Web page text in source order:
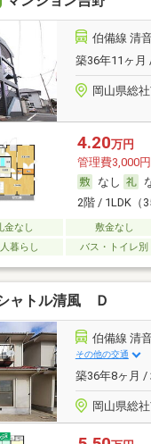
伯備線 清
築36年11ヶ月
岡山県総
4.20万円
管理費3,000円
なし
2階 / 1LDK（
金なし 敷金なし
暮らし
バス・トイレ別
ャトル清風 Ｄ
伯備線 清
その他の交通
築36年8ヶ月 /
岡山県総